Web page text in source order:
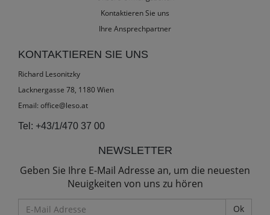
Kontaktieren Sie uns
Ihre Ansprechpartner
KONTAKTIEREN SIE UNS
Richard Lesonitzky
Lacknergasse 78, 1180 Wien
Email: office@leso.at
Tel: +43/1/470 37 00
NEWSLETTER
Geben Sie Ihre E-Mail Adresse an, um die neuesten
Neuigkeiten von uns zu hören